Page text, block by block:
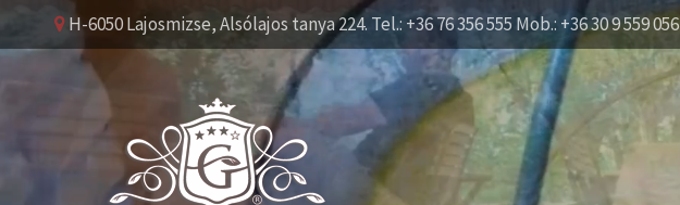
H-6050 Lajosmizse, Alsólajos tanya 224. Tel.: +36 76 356 555 Mob.: +36 30 9 559 056